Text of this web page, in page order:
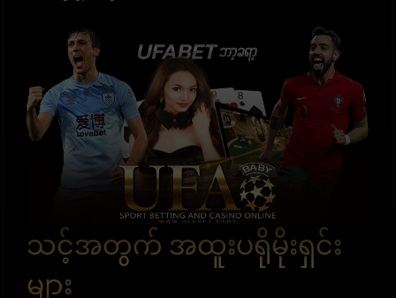
သင့်အတွက် အထူးပရိုမိုးရှင်း
များ